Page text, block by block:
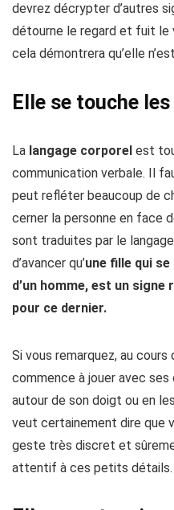
devrez décrypter d’autres
détourne le regard et fuit le
cela démontrera qu’elle
Elle se touche
La langage corporel est
communication verbale. Il
peut refléter beaucoup de
cerner la personne en face
sont traduites par le
d’avancer qu’une fille qui
d’un homme, est un
pour ce dernier.
Si vous remarquez, au cours
commence à jouer avec
autour de son doigt ou en
veut certainement dire que
geste très discret et
attentif à ces petits détails.